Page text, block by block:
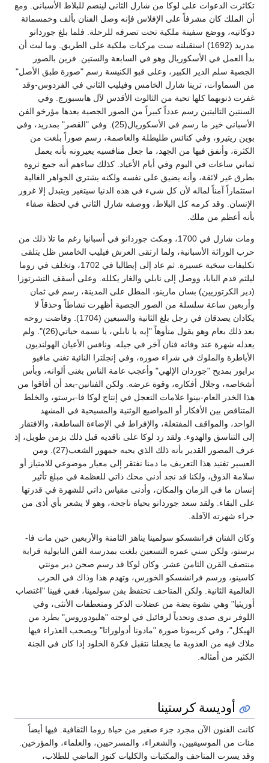
تكاثرت الدعوات على لوكا من شارل الثاني لينضم للبلاط الأسباني. ومع
أن الملك كان مشرفاً على الإفلاس فإنه وصل الفنان بألف وخمسمائة
دوكاتيه، ووضع سفينة ملكية تحت تصرفه للرحلة. فلما بلغ جوردانو
مدريد (1692) استقبلته ست مركبات ملكية على الطريق. وما لبث أن
بدأ العمل في الأسكوريال وهو في السابعة والستين. فزين بالصور
الجصية سلم الدير الكبير، وعلى قبو الكنيسة رسم "صورة طبق الأصل"
من السماوات، ترينا شارل الخامس وفيليب الثاني في الفردوس-وقد
غفرت ذنوبهما كلها تحية من الثالوث الأقدس لآل هابسبورج. وفي
السنتين التاليتين رسم عدداً كبيراً من الصور الجصية يعدها مؤرخو الفن
الأسباني خير ما رسم في الأسكوريال(25). وفي "القصر" بمدريد، وفي
بوين ريتيرو، وفي كنائس طليطلة والعاصمة، رسم صوراً بلغت من
الكثرة، وأنفق فيها من الجهد، ما جعل منافسيه يعيرونه بأنه يعمل
ثماني ساعات في اليوم وفي أيام الأعياد. كذلك ساءهم أنه جمع ثروة
بطرق غير لائقة، وأنه يضيق على نفسه ولكنه يشتري الجواهر الغالية
استثماراً آمناً لماله لأن كل شيء في هذه الدنيا سيتغير ويتبدل إلا غرور
الإنسان. وقد كرمه كل البلاط، ووصفه شارل الثاني في لحظة صفاء
بأنه أعظم من ملك.
ومات شارل في 1700، ومكث جوردانو في أسبانيا رغم ما تلا ذلك من
حرب الوراثة الأسبانية، ولما ارتقى العرش فيليب الخامس ظل يتلقى
تكليفات سخية عسيرة. ثم عاد إلى إيطاليا في 1702، وتخلف في روما
ليلثم قدم البابا، ووصل إلى نابلي والغار يكلله. وعلى أسقف التشرتوزا
(دير الكرتوزيين) بسان مارينو، المطل على المدينة، رسم في ثمان
وأربعين ساعة سلسلة من الصور الجصية أظهرت نشاطاً وحذقاً لا
يكادان يصدقان في رجل بلغ الثانية والسبعين (1704). وفاضت روحه
بعد ذلك بعام وهو يقول متأوهاً "إيه يا نابلي، يا نسمة حياتي(26)". ولم
يعدله شهرة عند وفاته فنان آخر في جيله. ونافس الأعيان الهولنديون
الأباطرة والملوك في شراء صوره، وفي إنجلترا النائية تغني مافيو
برايور بمديح "جوردان الإلهي" وأعجب عامة الناس بغنى ألوانه، وبأس
أشخاصه، وجلال أفكاره، وقوة عرضه. ولكن الفنانين-بعد أن أفاقوا من
هذا الخدر العام-بينوا علامات التعجل في إنتاج لوكا فا-برستو، والخلط
المتناقض بين الأفكار أو المواضيع الوثنية والمسيحية في المشهد
الواحد، والمواقف المفتعلة، والإفراط في الإضاءة الساطعة، والافتقار
إلى التناسق والهدوء. ولقد رد لوكا على ناقديه قبل ذلك بزمن طويل، إذ
عرف المصور القدير بأنه ذلك الذي يحبه جمهور الشعب(27). ومن
العسير تفنيد هذا التعريف ما دمنا نفتقر إلى معيار موضوعي للامتياز أو
سلامة الذوق، ولكنا قد نجد أدنى محك ذاتي للعظمة في مبلغ تأثير
إنسان ما في الزمان والمكان، وأدنى مقياس ذاتي للشهرة في قدرتها
على البقاء. ولقد سعد جوردانو بحياة ناجحة، وهو لا يشعر بأي أذى من
جراء شهرته الآفلة.
وكان الفنان فرانشسكو سولمينا يناهز الثامنة والأربعين حين مات فا-
برستو، ولكن سني عمره التسعين بلغت بمدرسة الفن النابولية قرابة
منتصف القرن الثامن عشر. وكان لوكا قد رسم صحن دير مونتي
كاسينو، ورسم فرانشسكو الخورس، وتهدم هذا وذاك في الحرب
العالمية الثانية. ولكن المتاحف تحتفظ بفن سولمينا، ففي فيينا "اغتصاب
أوريثيا" وهي نشوة بضة من عضلات الذكر ومنعطفات الأنثى، وفي
اللوفر نرى صدى وتحدياً لرفائيل في لوحته "هليودوروس" يطرد من
الهيكل"، وفي كريمونا صورة "مادونا أدولوراتا" ويصحب العذراء فيها
ملاك فيه من العذوبة ما يجعلنا نتقبل فكرة الخلود إذا كان في الجنة
الكثير من أمثاله.
أوديسة كرستينا
كانت الفنون الآن مجرد جزء صغير من حياة روما الثقافية. فيها أيضاً
مئات من الموسيقيين، والشعراء، والمسرحيين، والعلماء، والمؤرخين.
وقد يسرت المتاحف والمكتبات والكليات كنوز الماضي للطلاب،